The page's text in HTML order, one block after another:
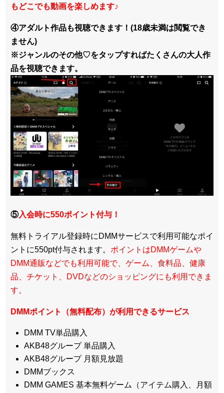
もどこでも動画を楽しめます♪
④アダルト作品も視聴できます！(18歳未満は閲覧でき
ません)
※ジャンルのその他♡をタップすればたくさんの大人作
品を視聴できます。
⑤入会時に550ポイント付与！
無料トライアル登録時にDMMサービスで利用可能なポイ
ントに550pt付与されます。 ポイントはDMMゲームや
DMM通販などでも利用可能で、ゲーム、食料品、健康
品、チケット、DVDなどのショッピングにも利用できま
す。
DMMポイント（無料配布）が利用できるサービス
DMM TV単品購入
AKB48グループ 単品購入
AKB48グループ 月額見放題
DMMブックス
DMM GAMES 基本無料ゲーム（アイテム購入、月額